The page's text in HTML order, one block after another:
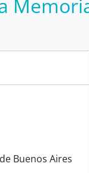
Buenos Aires